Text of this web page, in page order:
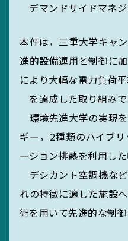
デマンドサイドマネジ
本件は，三重大学キャ
進的設備運用と制御に
により大幅な電力負荷
を達成した取り組みで
環境先進大学の実現
ギー，2種類のハイブ
ーション排熱を利用し
デシカント空調機な
れの特徴に適した施設
術を用いて先進的な制御